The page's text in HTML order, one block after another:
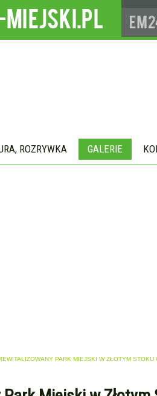
ROZRYWKA GALERIE
PARK MIEJSKI W ZŁOTYM STOKU